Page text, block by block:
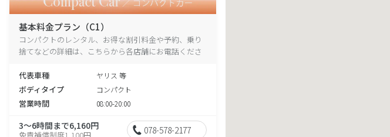
基本料金プラン（C1）
コンパクトのレンタル、お得な割引料金や予約、乗り
捨てなどの詳細は、こちらから各店舗にお電話くださ
代表車種
ヤリス 等
ボディタイプ コンパクト
営業時間 08:00-20:00
3～6時間まで6,160円
免責補償制度1,100円 078-578-2177